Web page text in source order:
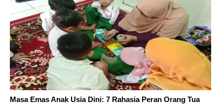
Masa Emas Anak Usia Dini: 7 Rahasia Peran Orang Tua